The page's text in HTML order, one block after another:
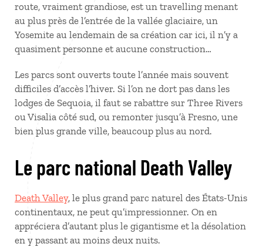
route, vraiment grandiose, est un travelling menant
au plus près de l’entrée de la vallée glaciaire, un
Yosemite au lendemain de sa création car ici, il n’y a
quasiment personne et aucune construction…
Les parcs sont ouverts toute l’année mais souvent
difficiles d’accès l’hiver. Si l’on ne dort pas dans les
lodges de Sequoia, il faut se rabattre sur Three Rivers
ou Visalia côté sud, ou remonter jusqu’à Fresno, une
bien plus grande ville, beaucoup plus au nord.
Le parc national Death Valley
Death Valley, le plus grand parc naturel des États-Unis
continentaux, ne peut qu’impressionner. On en
appréciera d’autant plus le gigantisme et la désolation
en y passant au moins deux nuits.